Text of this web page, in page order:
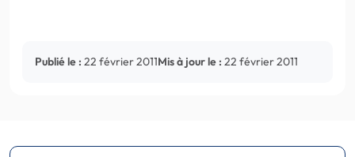
Publié le : 22 février 2011Mis à jour le : 22 février 2011